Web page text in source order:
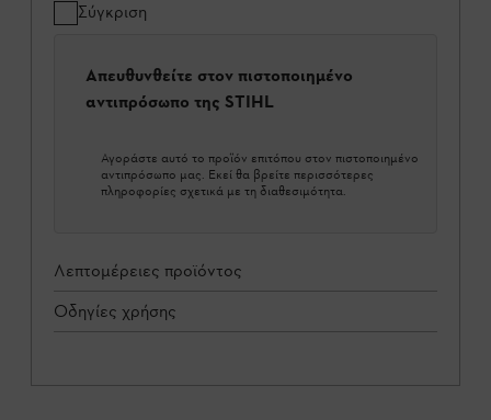
Σύγκριση
Απευθυνθείτε στον πιστοποιημένο
αντιπρόσωπο της STIHL
Αγοράστε αυτό το προϊόν επιτόπου στον πιστοποιημένο
αντιπρόσωπο μας. Εκεί θα βρείτε περισσότερες
πληροφορίες σχετικά με τη διαθεσιμότητα.
Λεπτομέρειες προϊόντος
Οδηγίες χρήσης